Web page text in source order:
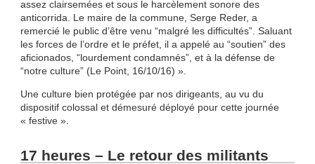
assez clairsemées et sous le harcèlement sonore des
anticorrida. Le maire de la commune, Serge Reder, a
remercié le public d’être venu “malgré les difficultés”. Saluant
les forces de l’ordre et le préfet, il a appelé au “soutien” des
aficionados, “lourdement condamnés”, et à la défense de
“notre culture” (Le Point, 16/10/16) ».
Une culture bien protégée par nos dirigeants, au vu du
dispositif colossal et démesuré déployé pour cette journée
« festive ».
17 heures – Le retour des militants